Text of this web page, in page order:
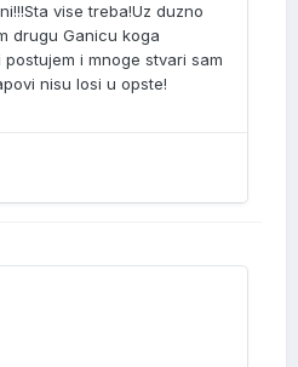
vise treba!Uz duzno
drugu Ganicu koga
i mnoge stvari sam
nisu losi u opste!